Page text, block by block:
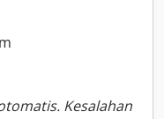
Kesalahan